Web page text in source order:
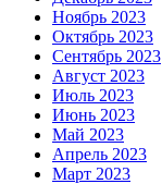
Ноябрь 2023
Октябрь 2023
Сентябрь 2023
Август 2023
Июль 2023
Июнь 2023
Май 2023
Апрель 2023
Март 2023